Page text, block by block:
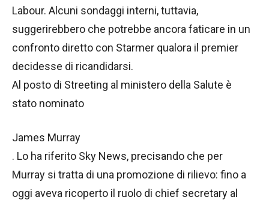
Labour. Alcuni sondaggi interni, tuttavia,
suggerirebbero che potrebbe ancora faticare in un
confronto diretto con Starmer qualora il premier
decidesse di ricandidarsi.
Al posto di Streeting al ministero della Salute è
stato nominato
James Murray
. Lo ha riferito Sky News, precisando che per
Murray si tratta di una promozione di rilievo: fino a
oggi aveva ricoperto il ruolo di chief secretary al